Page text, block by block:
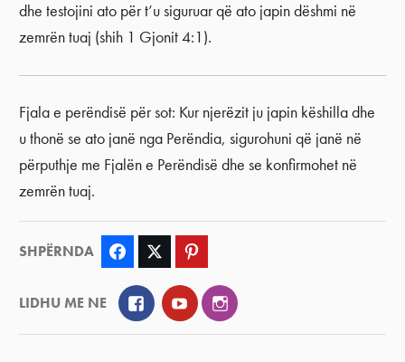
dhe testojini ato për t’u siguruar që ato japin dëshmi në
zemrën tuaj (shih 1 Gjonit 4:1).
Fjala e perëndisë për sot: Kur njerëzit ju japin këshilla dhe
u thonë se ato janë nga Perëndia, sigurohuni që janë në
përputhje me Fjalën e Perëndisë dhe se konfirmohet në
zemrën tuaj.
SHPËRNDA Facebook Twitter
LIDHU ME NE FacebookYouTubeInstagram